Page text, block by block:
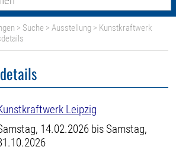
> Suche >Ausstellung > Kunstkraftwerk
Leipzig
14.02.2026 bis Samstag,